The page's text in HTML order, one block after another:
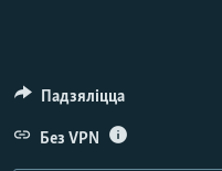
Падзяліцца
Без VPN